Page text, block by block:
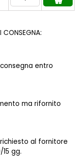
CONSEGNA:
consegna entro
ma rifornito
richiesto al fornitore
gg.